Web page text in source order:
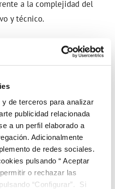
de terceros para analizar
publicidad relacionada
a un perfil elaborado a
Adicionalmente
de redes sociales.
pulsando “ Aceptar
o rechazar las
“Configurar”. Si
a la complejidad del
y técnico.
una trayectoria
con Autismo Cádiz, que ha
reconocidos.
todas las oficinas de la
sistemas de señalización
la orientación y